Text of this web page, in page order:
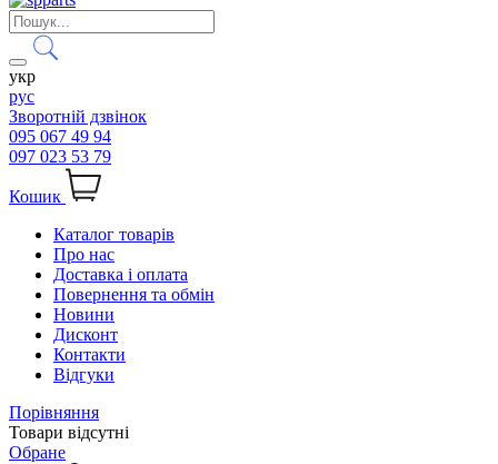
укр
рус
Зворотній дзвінок
095 067 49 94
097 023 53 79
Кошик
Каталог товарів
Про нас
Доставка і оплата
Повернення та обмін
Новини
Дисконт
Контакти
Відгуки
Порівняння
Товари відсутні
Обране